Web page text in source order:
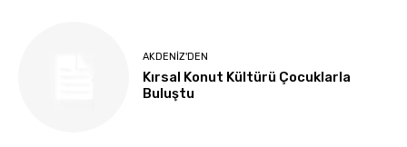
AKDENIZ'DEN
Kırsal Konut Kültürü Çocuklarla
Buluştu